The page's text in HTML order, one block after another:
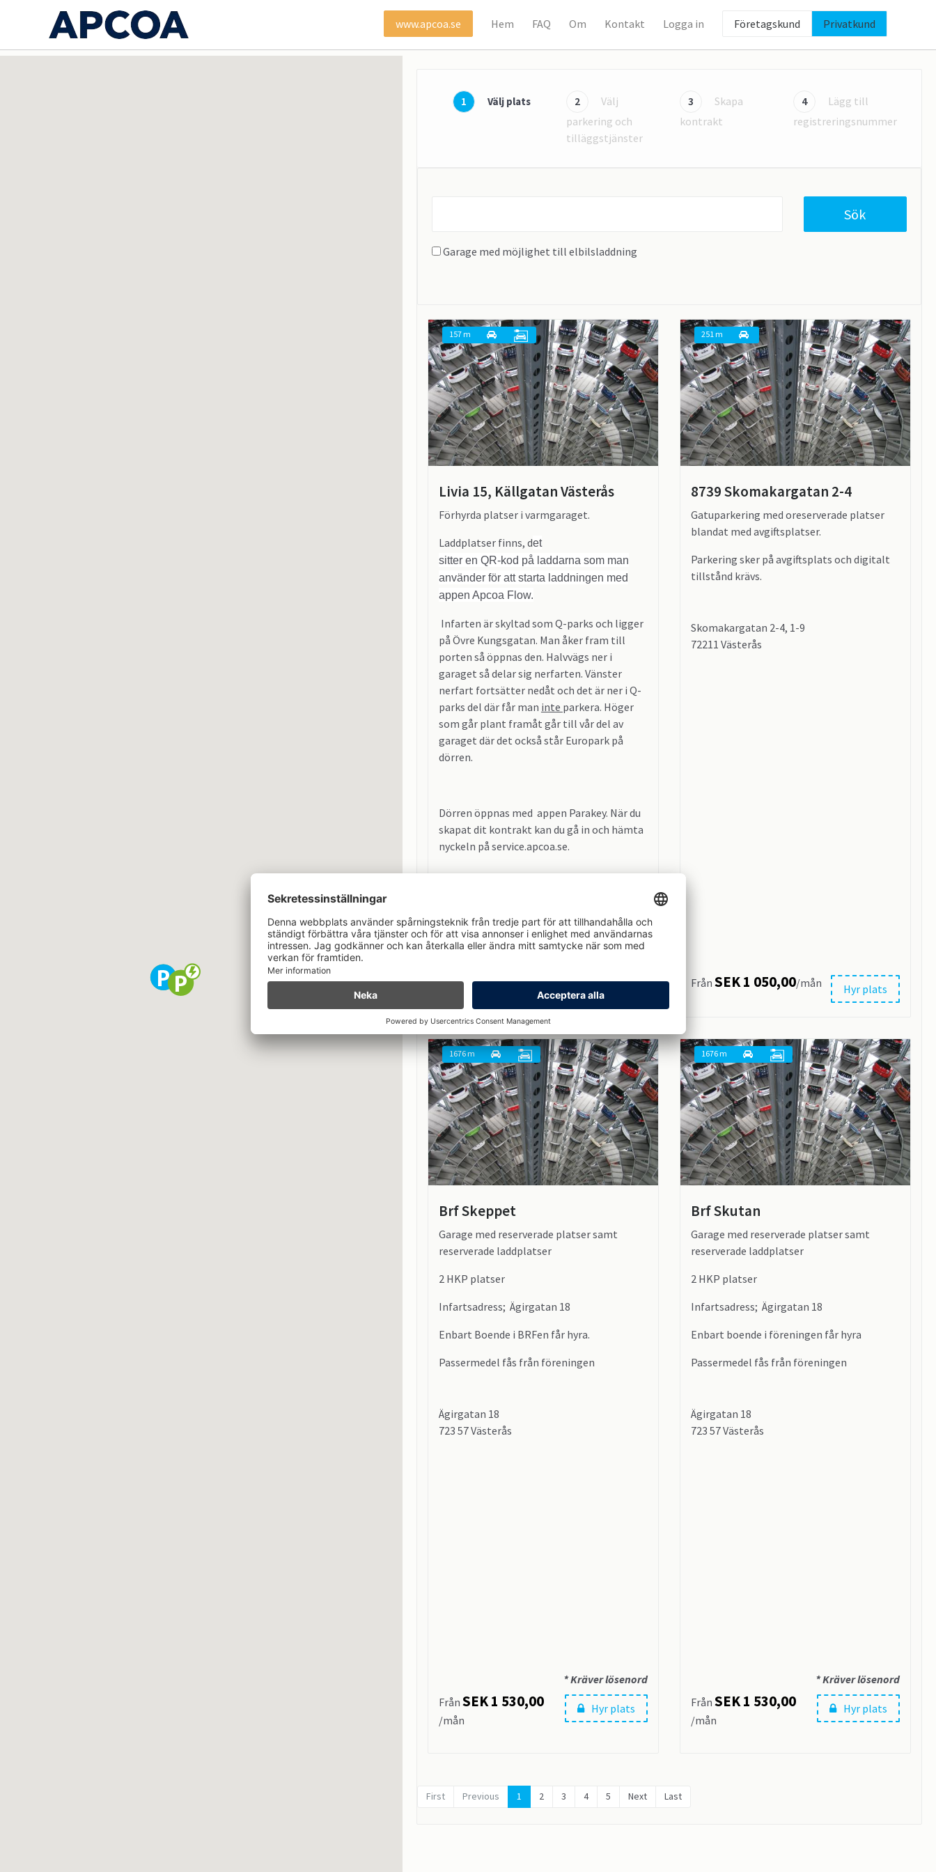
www.apcoa.se Hem FAQ Om Kontakt Logga in Företagskund Privatkund
1 Välj plats 2
Välj
parkering och
tilläggstjänster
3
Skapa
kontrakt
4
Lägg till
registreringsnummer
Garage med möjlighet till elbilsladdning
Sök
157 m
Livia 15, Källgatan Västerås
Förhyrda platser i varmgaraget.
Laddplatser finns, det
sitter en QR-kod på laddarna som man
använder för att starta laddningen med
appen Apcoa Flow.
Infarten är skyltad som Q-parks och ligger
på Övre Kungsgatan. Man åker fram till
porten så öppnas den. Halvvägs ner i
garaget så delar sig nerfarten. Vänster
nerfart fortsätter nedåt och det är ner i Q-
parks del där får man inte parkera. Höger
som går plant framåt går till vår del av
garaget där det också står Europark på
dörren.
Dörren öppnas med appen Parakey. När du
skapat dit kontrakt kan du gå in och hämta
nyckeln på service.apcoa.se.
Hyr plats
FrånSEK 1 118,75/mån
251 m
8739 Skomakargatan 2-4
Gatuparkering med oreserverade platser
blandat med avgiftsplatser.
Parkering sker på avgiftsplats och digitalt
tillstånd krävs.
Skomakargatan 2-4, 1-9
72211 Västerås
Hyr plats
Från SEK 1 050,00/mån
1676 m
Brf Skeppet
Garage med reserverade platser samt
reserverade laddplatser
2 HKP platser
Infartsadress; Ägirgatan 18
Enbart Boende i BRFen får hyra.
Passermedel fås från föreningen
Ägirgatan 18
723 57 Västerås
* Kräver lösenord
Hyr plats
Från SEK 1 530,00
/mån
1676 m
Brf Skutan
Garage med reserverade platser samt
reserverade laddplatser
2 HKP platser
Infartsadress; Ägirgatan 18
Enbart boende i föreningen får hyra
Passermedel fås från föreningen
Ägirgatan 18
723 57 Västerås
* Kräver lösenord
Hyr plats
Från SEK 1 530,00
/mån
First Previous 1 2 3 4 5 Next Last